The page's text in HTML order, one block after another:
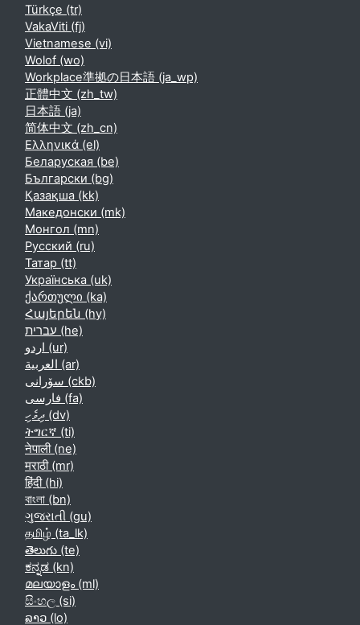
Türkçe ‎(tr)‎
VakaViti ‎(fj)‎
Vietnamese ‎(vi)‎
Wolof ‎(wo)‎
Workplace準拠の日本語 ‎(ja_wp)‎
正體中文 ‎(zh_tw)‎
日本語 ‎(ja)‎
简体中文 ‎(zh_cn)‎
Ελληνικά ‎(el)‎
Беларуская ‎(be)‎
Български ‎(bg)‎
Қазақша ‎(kk)‎
Македонски ‎(mk)‎
Монгол ‎(mn)‎
Русский ‎(ru)‎
Татар ‎(tt)‎
Українська ‎(uk)‎
ქართული ‎(ka)‎
Հայերեն ‎(hy)‎
עברית ‎(he)‎
اردو ‎(ur)‎
العربية ‎(ar)‎
سۆرانی ‎(ckb)‎
فارسی ‎(fa)‎
ދިވެހި ‎(dv)‎
ትግርኛ ‎(ti)‎
नेपाली ‎(ne)‎
मराठी ‎(mr)‎
हिंदी ‎(hi)‎
বাংলা ‎(bn)‎
ગુજરાતી ‎(gu)‎
தமிழ் ‎(ta_lk)‎
తెలుగు ‎(te)‎
ಕನ್ನಡ ‎(kn)‎
മലയാളം ‎(ml)‎
සිංහල ‎(si)‎
ລາວ ‎(lo)‎